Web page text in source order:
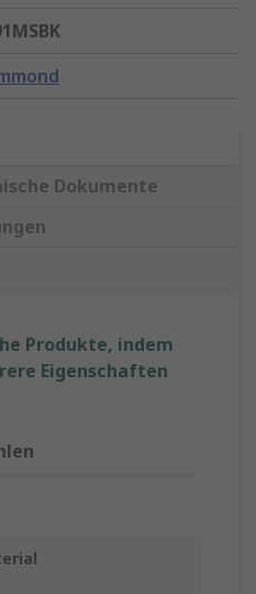
Dokumente
Produkte, indem
Eigenschaften